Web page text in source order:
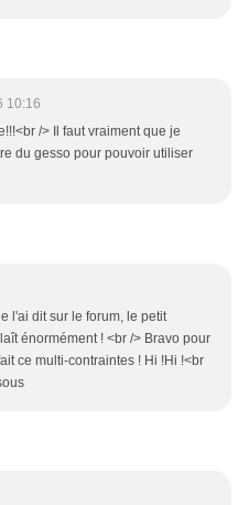
10:16
/> Il faut vraiment que je
du gesso pour pouvoir utiliser
l'ai dit sur le forum, le petit
énormément ! <br /> Bravo pour
ce multi-contraintes ! Hi !Hi !<br